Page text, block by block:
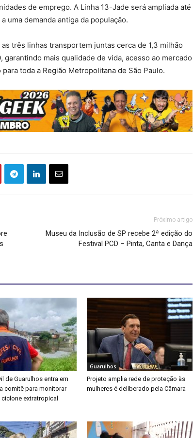
de emprego. A Linha 13-Jade será ampliada até
uma demanda antiga da população.
três linhas transportem juntas cerca de 1,3 milhão
mais qualidade de vida, acesso ao mercado
toda a Região Metropolitana de São Paulo.
Próximo artigo
Museu da Inclusão de SP recebe 2ª edição do
Festival PCD – Pinta, Canta e Dança
de Guarulhos entra em
comitê para monitorar
extratropical
Guarulhos
Projeto amplia rede de proteção às
mulheres é deliberado pela Câmara